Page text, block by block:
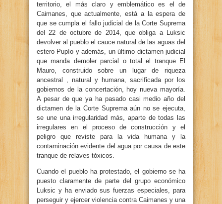
territorio, el más claro y emblemático es el de
Caimanes, que actualmente, está a la espera de
que se cumpla el fallo judicial de la Corte Suprema
del 22 de octubre de 2014, que obliga a Luksic
devolver al pueblo el cauce natural de las aguas del
estero Pupío y además, un último dictamen judicial
que manda demoler parcial o total el tranque El
Mauro, construido sobre un lugar de riqueza
ancestral , natural y humana, sacrificada por los
gobiernos de la concertación, hoy nueva mayoría.
A pesar de que ya ha pasado casi medio año del
dictamen de la Corte Suprema aún no se ejecuta,
se une una irregularidad más, aparte de todas las
irregulares en el proceso de construcción y el
peligro que reviste para la vida humana y la
contaminación evidente del agua por causa de este
tranque de relaves tóxicos.
Cuando el pueblo ha protestado, el gobierno se ha
puesto claramente de parte del grupo económico
Luksic y ha enviado sus fuerzas especiales, para
perseguir y ejercer violencia contra Caimanes y una